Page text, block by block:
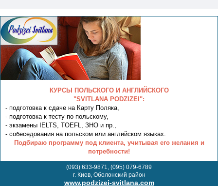
КУРСЫ ПОЛЬСКОГО И АНГЛИЙСКОГО
"SVITLANA PODZIZEI":
- подготовка к сдаче на Карту Поляка,
- подготовка к тесту по польскому,
- экзамены IELTS, TOEFL, ЗНО и пр.,
- собеседования на польском или английском языках.
Подбираю программу под клиента, учитывая его желания и
потребности!
(093) 633-9871, (095) 079-6789
г. Киев, Оболонский район
www.podzizei-svitlana.com